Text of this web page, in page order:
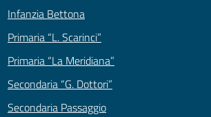
Infanzia Bettona
Primaria “L. Scarinci”
Primaria “La Meridiana”
Secondaria “G. Dottori”
Secondaria Passaggio